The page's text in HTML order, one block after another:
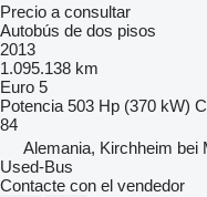
Precio a consultar
Autobús de dos pisos
2013
1.095.138 km
Euro 5
Potencia 503 Hp (370 kW)
84
Alemania, Kirchheim bei
Used-Bus
Contacte con el vendedor